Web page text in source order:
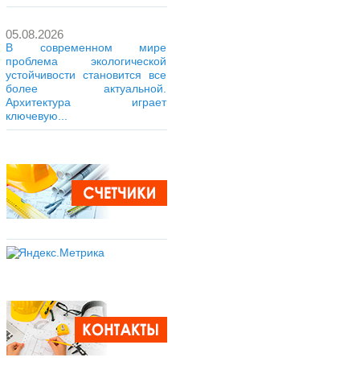
05.08.2026
В современном мире
проблема экологической
устойчивости становится все
более актуальной.
Архитектура играет
ключевую...